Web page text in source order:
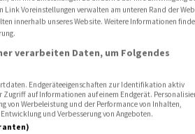
Link Voreinstellungen verwalten am unteren Rand der
innerhalb unseres Website. Weitere Informationen
verarbeiten Daten, um Folgendes
Endgeräteeigenschaften zur Identifikation aktiv
Zugriff auf Informationen auf einem Endgerät.
von Werbeleistung und der Performance von Inhalten,
und Verbesserung von Angeboten.